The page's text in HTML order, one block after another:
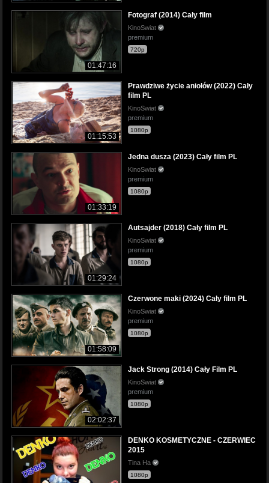
01:47:16
Fotograf (2014) Cały film
KinoSwiat
premium
720p
01:15:53
Prawdziwe życie aniołów (2022) Cały
film PL
KinoSwiat
premium
1080p
01:33:19
Jedna dusza (2023) Cały film PL
KinoSwiat
premium
1080p
01:29:24
Autsajder (2018) Cały film PL
KinoSwiat
premium
1080p
01:58:09
Czerwone maki (2024) Cały film PL
KinoSwiat
premium
1080p
02:02:37
Jack Strong (2014) Cały Film PL
KinoSwiat
premium
1080p
DENKO KOSMETYCZNE - CZERWIEC
2015
Tina Ha
1080p